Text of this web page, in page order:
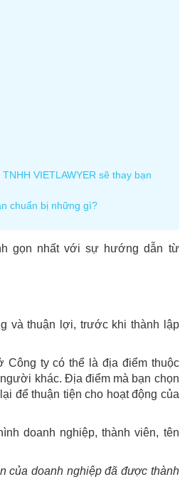
VIETLAWYER sẽ thay bạn
chuẩn bị những gì?
gọn nhất với sự hướng dẫn từ
và thuận lợi, trước khi thành lập
Công ty có thể là địa điểm thuộc
khác. Địa điểm mà bạn chọn
để thuận tiện cho hoạt động của
doanh nghiệp, thành viên, tên
của doanh nghiệp đã được thành